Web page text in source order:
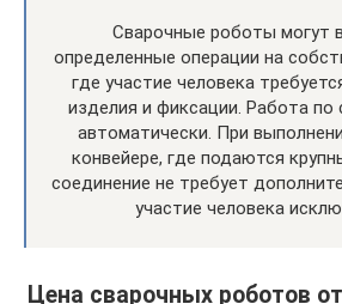
Сварочные роботы могут
определенные операции на
где участие человека
изделия и фиксации. Работа по
автоматически. При
конвейере, где подаются
соединение не требует
участие человека
Цена сварочных роботов